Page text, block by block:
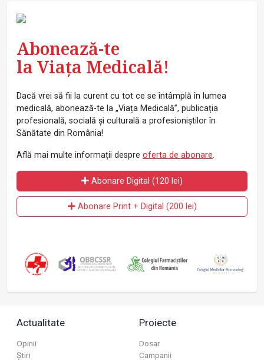
Abonează-te
la Viața Medicală!
Dacă vrei să fii la curent cu tot ce se întâmplă în lumea
medicală, abonează-te la „Viața Medicală”, publicația
profesională, socială și culturală a profesioniștilor în
Sănătate din România!
Află mai multe informații despre oferta de abonare.
Abonare Digital (120 lei)
Abonare Print + Digital (200 lei)
Actualitate
Opinii
Știri
Proiecte
Dosar
Campanii